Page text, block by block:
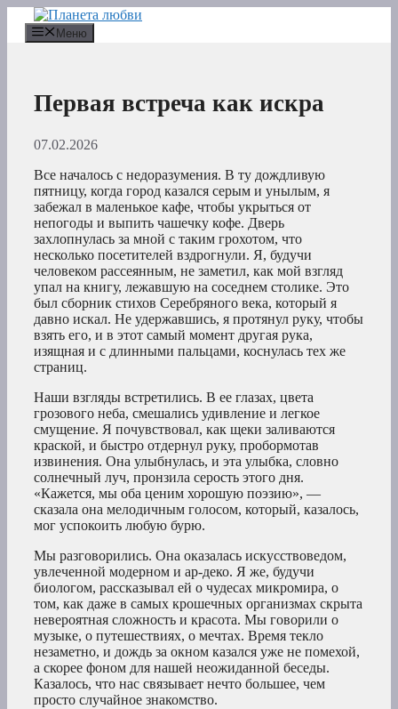
Перейти
содержимому
Меню
Первая встреча как искра
07.02.2026
Все началось с недоразумения. В ту дождливую
пятницу, когда город казался серым и унылым, я
забежал в маленькое кафе, чтобы укрыться от
непогоды и выпить чашечку кофе. Дверь
захлопнулась за мной с таким грохотом, что
несколько посетителей вздрогнули. Я, будучи
человеком рассеянным, не заметил, как мой взгляд
упал на книгу, лежавшую на соседнем столике. Это
был сборник стихов Серебряного века, который я
давно искал. Не удержавшись, я протянул руку, чтобы
взять его, и в этот самый момент другая рука,
изящная и с длинными пальцами, коснулась тех же
страниц.
Наши взгляды встретились. В ее глазах, цвета
грозового неба, смешались удивление и легкое
смущение. Я почувствовал, как щеки заливаются
краской, и быстро отдернул руку, пробормотав
извинения. Она улыбнулась, и эта улыбка, словно
солнечный луч, пронзила серость этого дня.
«Кажется, мы оба ценим хорошую поэзию», —
сказала она мелодичным голосом, который, казалось,
мог успокоить любую бурю.
Мы разговорились. Она оказалась искусствоведом,
увлеченной модерном и ар-деко. Я же, будучи
биологом, рассказывал ей о чудесах микромира, о
том, как даже в самых крошечных организмах скрыта
невероятная сложность и красота. Мы говорили о
музыке, о путешествиях, о мечтах. Время текло
незаметно, и дождь за окном казался уже не помехой,
а скорее фоном для нашей неожиданной беседы.
Казалось, что нас связывает нечто большее, чем
просто случайное знакомство.